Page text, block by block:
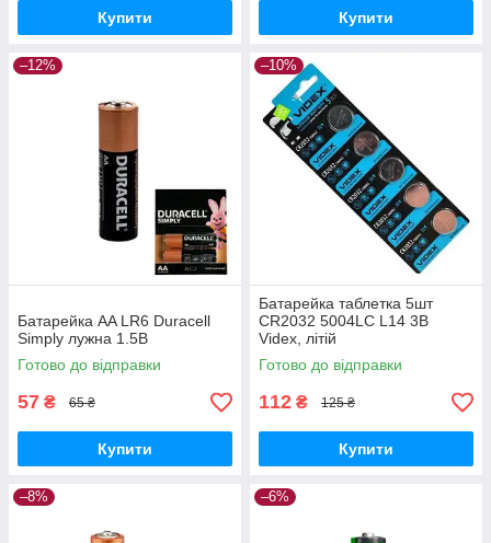
Купити Купити
–12%
Батарейка AA LR6 Duracell
Simply лужна 1.5В
Готово до відправки
57 ₴ 65 ₴
Купити
–10%
Батарейка таблетка 5шт
CR2032 5004LC L14 3В
Videx, літій
Готово до відправки
112 ₴ 125 ₴
Купити
–8% –6%